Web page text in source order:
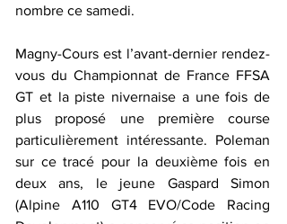
nombre ce samedi.
Magny-Cours est l’avant-dernier rendez-
vous du Championnat de France FFSA
GT et la piste nivernaise a une fois de
plus proposé une première course
particulièrement intéressante. Poleman
sur ce tracé pour la deuxième fois en
deux ans, le jeune Gaspard Simon
(Alpine A110 GT4 EVO/Code Racing